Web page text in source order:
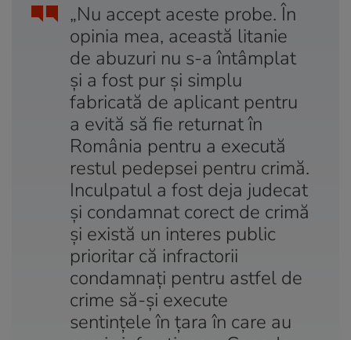
„Nu accept aceste probe. În
opinia mea, această litanie
de abuzuri nu s-a întâmplat
și a fost pur și simplu
fabricată de aplicant pentru
a evită să fie returnat în
România pentru a execută
restul pedepsei pentru crimă.
Inculpatul a fost deja judecat
și condamnat corect de crimă
și există un interes public
prioritar că infractorii
condamnați pentru astfel de
crime să-și execute
sentințele în țara în care au